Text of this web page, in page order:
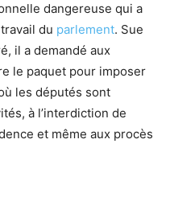
dangereuse qui a
du parlement. Sue
il a demandé aux
le paquet pour imposer
les députés sont
à l’interdiction de
et même aux procès